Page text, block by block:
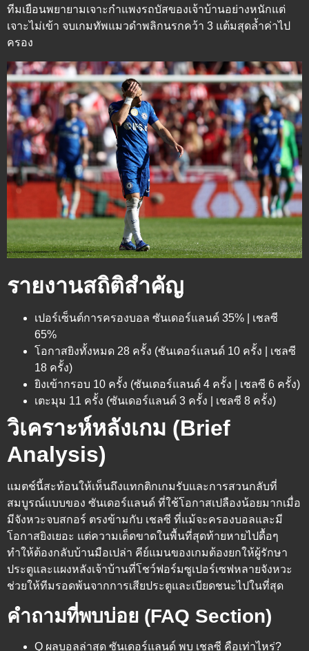
ทีมเยือนพยายามเจาะกำแพงรถบัสของเจ้าบ้านอย่างหนักแต่
เจาะไม่เข้า จบเกมทัพแมวดำพลิกนรกคว้า 3 แต้มสุดล้ำค่าไป
ครอง
รายงานสถิติสำคัญ
เปอร์เซ็นต์การครองบอล ซันเดอร์แลนด์ 35% | เชลซี
65%
โอกาสยิงทั้งหมด 28 ครั้ง (ซันเดอร์แลนด์ 10 ครั้ง | เชลซี
18 ครั้ง)
ยิงเข้ากรอบ 10 ครั้ง (ซันเดอร์แลนด์ 4 ครั้ง | เชลซี 6 ครั้ง)
เตะมุม 11 ครั้ง (ซันเดอร์แลนด์ 3 ครั้ง | เชลซี 8 ครั้ง)
วิเคราะห์หลังเกม (Brief
Analysis)
แมตช์นี้สะท้อนให้เห็นถึงแทกติกเกมรับและการสวนกลับที่
สมบูรณ์แบบของ ซันเดอร์แลนด์ ที่ใช้โอกาสเปลืองน้อยมากเมื่อ
มีจังหวะจบสกอร์ ตรงข้ามกับ เชลซี ที่แม้จะครองบอลและมี
โอกาสยิงเยอะ แต่ความเด็ดขาดในพื้นที่สุดท้ายหายไปดื้อๆ
ทำให้ต้องกลับบ้านมือเปล่า คีย์แมนของเกมต้องยกให้ผู้รักษา
ประตูและแผงหลังเจ้าบ้านที่โชว์ฟอร์มซูเปอร์เซฟหลายจังหวะ
ช่วยให้ทีมรอดพ้นจากการเสียประตูและเบียดชนะไปในที่สุด
คำถามที่พบบ่อย (FAQ Section)
Q ผลบอลล่าสุด ซันเดอร์แลนด์ พบ เชลซี คือเท่าไหร่?